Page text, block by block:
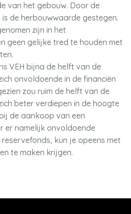
van het gebouw. Door de
de herbouwwaarde gestegen.
zijn in het
geen gelijke tred te houden met
VEH bijna de helft van de
onvoldoende in de financiën
zou ruim de helft van de
beter verdiepen in de hoogte
de aankoop van een
er namelijk onvoldoende
kun je opeens met
te maken krijgen.